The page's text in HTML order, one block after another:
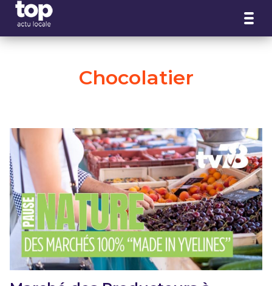
Chocolatier
Panneau de gestion des cookies